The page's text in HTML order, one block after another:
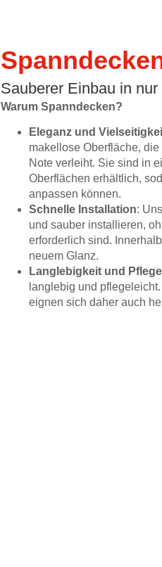
Sauberer Einbau in nur
Warum Spanndecken?
Eleganz und
makellose Oberfläche,
Note verleiht. Sie sind in
Oberflächen erhältlich,
anpassen können.
Schnelle Installation:
und sauber installieren,
erforderlich sind.
neuem Glanz.
Langlebigkeit und
langlebig und
eignen sich daher auch